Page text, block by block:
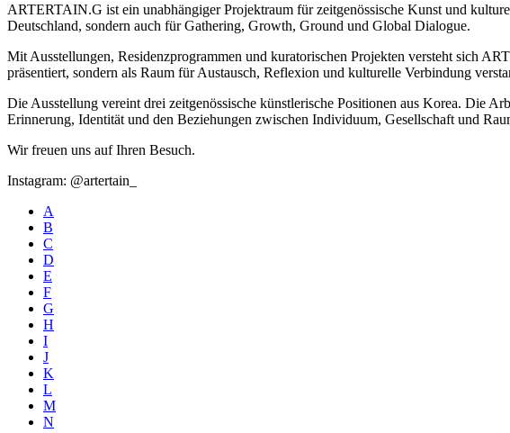
ARTERTAIN.G ist ein unabhängiger Projektraum für zeitgenössische Kunst und
Deutschland, sondern auch für Gathering, Growth, Ground und Global Dialogue.
Mit Ausstellungen, Residenzprogrammen und kuratorischen Projekten versteht sich
präsentiert, sondern als Raum für Austausch, Reflexion und kulturelle Verbindung
Die Ausstellung vereint drei zeitgenössische künstlerische Positionen aus Korea. Die
Erinnerung, Identität und den Beziehungen zwischen Individuum, Gesellschaft und
Wir freuen uns auf Ihren Besuch.
Instagram: @artertain_
A
B
C
D
E
F
G
H
I
J
K
L
M
N